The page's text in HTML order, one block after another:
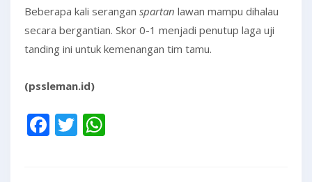
Beberapa kali serangan spartan lawan mampu dihalau
secara bergantian. Skor 0-1 menjadi penutup laga uji
tanding ini untuk kemenangan tim tamu.
(pssleman.id)
Facebook
Twitter